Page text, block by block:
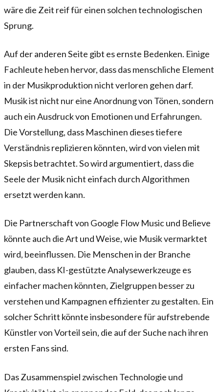
wäre die Zeit reif für einen solchen technologischen
Sprung.
Auf der anderen Seite gibt es ernste Bedenken. Einige
Fachleute heben hervor, dass das menschliche Element
in der Musikproduktion nicht verloren gehen darf.
Musik ist nicht nur eine Anordnung von Tönen, sondern
auch ein Ausdruck von Emotionen und Erfahrungen.
Die Vorstellung, dass Maschinen dieses tiefere
Verständnis replizieren könnten, wird von vielen mit
Skepsis betrachtet. So wird argumentiert, dass die
Seele der Musik nicht einfach durch Algorithmen
ersetzt werden kann.
Die Partnerschaft von Google Flow Music und Believe
könnte auch die Art und Weise, wie Musik vermarktet
wird, beeinflussen. Die Menschen in der Branche
glauben, dass KI-gestützte Analysewerkzeuge es
einfacher machen könnten, Zielgruppen besser zu
verstehen und Kampagnen effizienter zu gestalten. Ein
solcher Schritt könnte insbesondere für aufstrebende
Künstler von Vorteil sein, die auf der Suche nach ihren
ersten Fans sind.
Das Zusammenspiel zwischen Technologie und